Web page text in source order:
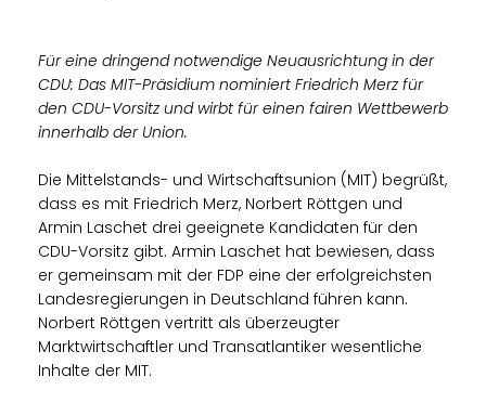
Für eine dringend notwendige Neuausrichtung in der
CDU: Das MIT-Präsidium nominiert Friedrich Merz für
den CDU-Vorsitz und wirbt für einen fairen Wettbewerb
innerhalb der Union.
Die Mittelstands- und Wirtschaftsunion (MIT) begrüßt,
dass es mit Friedrich Merz, Norbert Röttgen und
Armin Laschet drei geeignete Kandidaten für den
CDU-Vorsitz gibt. Armin Laschet hat bewiesen, dass
er gemeinsam mit der FDP eine der erfolgreichsten
Landesregierungen in Deutschland führen kann.
Norbert Röttgen vertritt als überzeugter
Marktwirtschaftler und Transatlantiker wesentliche
Inhalte der MIT.